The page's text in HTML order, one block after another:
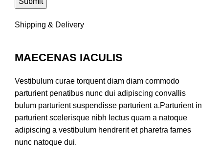
Shipping & Delivery
MAECENAS IACULIS
Vestibulum curae torquent diam diam commodo
parturient penatibus nunc dui adipiscing convallis
bulum parturient suspendisse parturient a.Parturient in
parturient scelerisque nibh lectus quam a natoque
adipiscing a vestibulum hendrerit et pharetra fames
nunc natoque dui.